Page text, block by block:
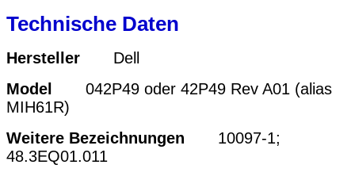
Technische Daten
Hersteller Dell
Model
042P49 oder 42P49 Rev A01 (alias
MIH61R)
Weitere Bezeichnungen 10097-1;
48.3EQ01.011